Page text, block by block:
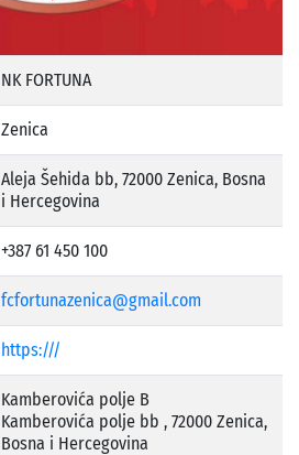
NK FORTUNA
Zenica
Aleja Šehida bb, 72000 Zenica, Bosna
i Hercegovina
+387 61 450 100
fcfortunazenica@gmail.com
https:///
Kamberovića polje B
Kamberovića polje bb , 72000 Zenica,
Bosna i Hercegovina